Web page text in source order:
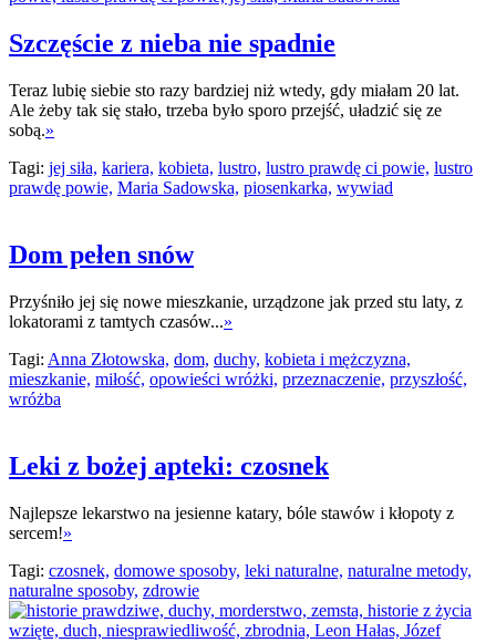
Szczęście z nieba nie spadnie
Teraz lubię siebie sto razy bardziej niż wtedy, gdy miałam 20 lat.
Ale żeby tak się stało, trzeba było sporo przejść, uładzić się ze
sobą.»
Tagi: jej siła, kariera, kobieta, lustro, lustro prawdę ci powie, lustro
prawdę powie, Maria Sadowska, piosenkarka, wywiad
Dom pełen snów
Przyśniło jej się nowe mieszkanie, urządzone jak przed stu laty, z
lokatorami z tamtych czasów...»
Tagi: Anna Złotowska, dom, duchy, kobieta i mężczyzna,
mieszkanie, miłość, opowieści wróżki, przeznaczenie, przyszłość,
wróżba
Leki z bożej apteki: czosnek
Najlepsze lekarstwo na jesienne katary, bóle stawów i kłopoty z
sercem!»
Tagi: czosnek, domowe sposoby, leki naturalne, naturalne metody,
naturalne sposoby, zdrowie